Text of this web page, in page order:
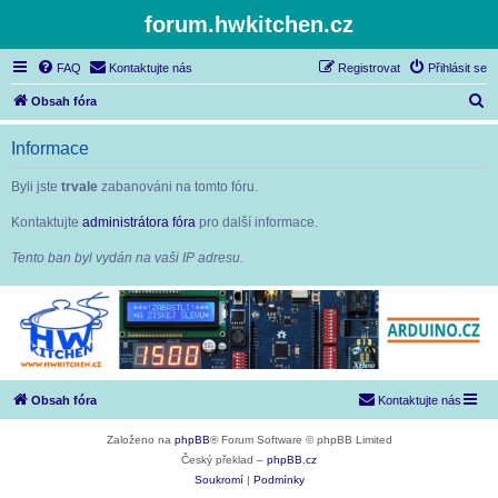
forum.hwkitchen.cz
FAQ Kontaktujte nás Přihlásit se
Registrovat
Obsah fóra
l
Informace
Byli jste trvale zabanováni na tomto fóru.
Kontaktujte administrátora fóra pro další informace.
Tento ban byl vydán na vaši IP adresu.
Obsah fóra Kontaktujte nás
Založeno na phpBB® Forum Software © phpBB Limited
Český překlad – phpBB.cz
Soukromí
Podmínky